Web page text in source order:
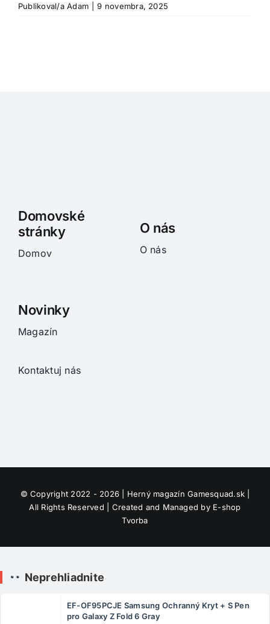
Publikoval/aAdam 9 novembra, 2025
Domovské
stránky
Domov
O nás
O nás
Novinky
Magazín
Kontaktuj nás
© Copyright 2022 - 2026 | Herný magazínGamesquad.sk
All Rights Reserved | Created and Managed by E-shop
Tvorba
Neprehliadnite
EF-OF95PCJE Samsung Ochranný Kryt + S Pen
pro Galaxy Z Fold 6 Gray